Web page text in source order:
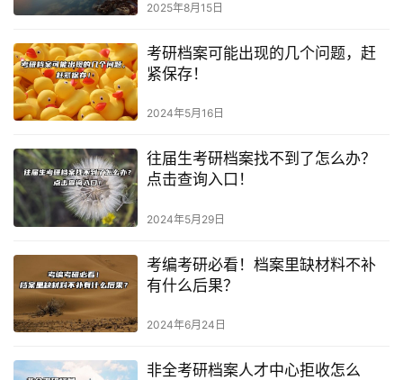
2025年8月15日
考研档案可能出现的几个问题，赶
紧保存！
2024年5月16日
往届生考研档案找不到了怎么办？
点击查询入口！
2024年5月29日
考编考研必看！档案里缺材料不补
有什么后果？
2024年6月24日
非全考研档案人才中心拒收怎么